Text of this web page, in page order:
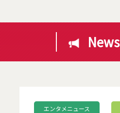
News
エンタメニュース